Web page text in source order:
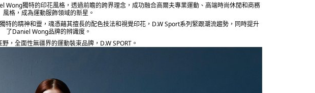
獨特的印花風格，透過前瞻的跨界理念，成功融合高爾夫專業運動、高端時尚休閒和商務
風格，成為運動服飾領域的新星。
的精神和靈，魂憑藉其擅長的配色技法和視覺印花，D.W Sport系列緊跟潮流趨勢，同時提升
了Daniel Wong品牌的辨識度。
，全面性無疆界的運動裝束品牌，D.W SPORT。